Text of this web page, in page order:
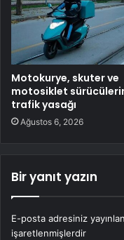
Motokurye, skuter ve
motosiklet
trafik yasağı
Ağustos 6, 2026
Bir yanıt yazın
E-posta adresiniz
işaretlenmişlerdir